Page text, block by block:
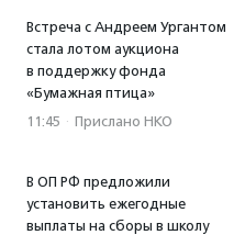
Встреча с Андреем Ургантом
стала лотом аукциона
в поддержку фонда
«Бумажная птица»
11:45 · Прислано НКО
В ОП РФ предложили
установить ежегодные
выплаты на сборы в школу